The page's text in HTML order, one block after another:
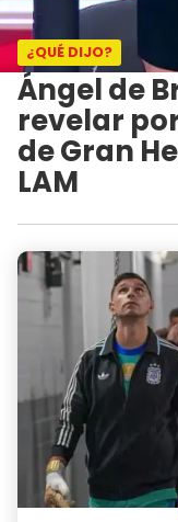
¿QUÉ DIJO?
Ángel de
revelar
de Gran
LAM